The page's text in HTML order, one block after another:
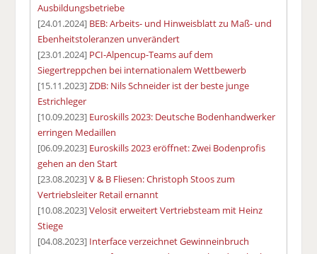
Ausbildungsbetriebe
[24.01.2024] BEB: Arbeits- und Hinweisblatt zu Maß- und
Ebenheitstoleranzen unverändert
[23.01.2024] PCI-Alpencup-Teams auf dem
Siegertreppchen bei internationalem Wettbewerb
[15.11.2023]ZDB: Nils Schneider ist der beste junge
Estrichleger
[10.09.2023] Euroskills 2023: Deutsche Bodenhandwerker
erringen Medaillen
[06.09.2023] Euroskills 2023 eröffnet: Zwei Bodenprofis
gehen an den Start
[23.08.2023]V & B Fliesen: Christoph Stoos zum
Vertriebsleiter Retail ernannt
[10.08.2023]Velosit erweitert Vertriebsteam mit Heinz
Stiege
[04.08.2023] Interface verzeichnet Gewinneinbruch